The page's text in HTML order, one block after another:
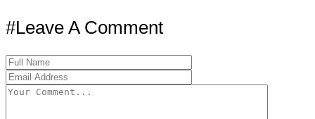
#Leave A Comment